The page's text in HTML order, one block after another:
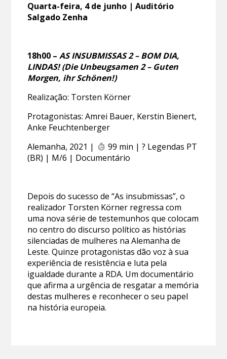
Quarta-feira, 4 de junho | Auditório
Salgado Zenha
18h00 –AS INSUBMISSAS 2 – BOM DIA,
LINDAS!(Die Unbeugsamen 2 – Guten
Morgen, ihr Schönen!)
Realização: Torsten Körner
Protagonistas: Amrei Bauer, Kerstin Bienert,
Anke Feuchtenberger
Alemanha, 2021 |
99 min | ? Legendas PT
(BR) | M/6 | Documentário
Depois do sucesso de “As insubmissas”, o
realizador Torsten Körner regressa com
uma nova série de testemunhos que colocam
no centro do discurso político as histórias
silenciadas de mulheres na Alemanha de
Leste. Quinze protagonistas dão voz à sua
experiência de resistência e luta pela
igualdade durante a RDA. Um documentário
que afirma a urgência de resgatar a memória
destas mulheres e reconhecer o seu papel
na história europeia.